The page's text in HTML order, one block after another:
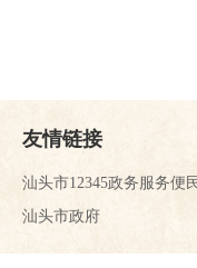
友情链接
汕头市12345政务服务便
汕头市政府